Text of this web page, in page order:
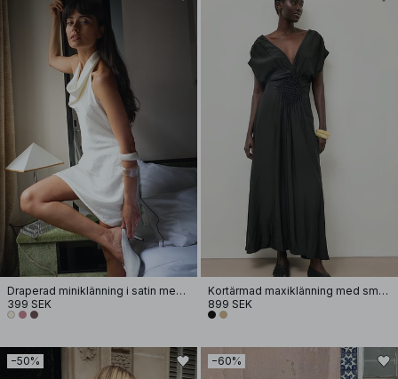
Draperad miniklänning i satin med halterneck
399 SEK
Kortärmad maxiklänning med smock i midjan
899 SEK
−50% −60%